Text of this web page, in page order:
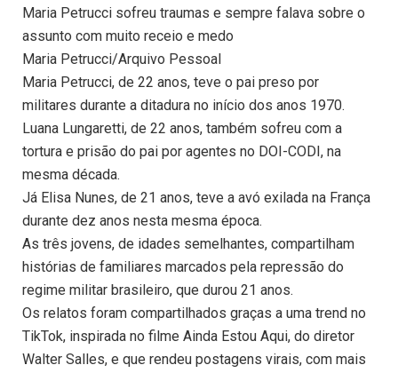
Maria Petrucci sofreu traumas e sempre falava sobre o
assunto com muito receio e medo
Maria Petrucci/Arquivo Pessoal
Maria Petrucci, de 22 anos, teve o pai preso por
militares durante a ditadura no início dos anos 1970.
Luana Lungaretti, de 22 anos, também sofreu com a
tortura e prisão do pai por agentes no DOI-CODI, na
mesma década.
Já Elisa Nunes, de 21 anos, teve a avó exilada na França
durante dez anos nesta mesma época.
As três jovens, de idades semelhantes, compartilham
histórias de familiares marcados pela repressão do
regime militar brasileiro, que durou 21 anos.
Os relatos foram compartilhados graças a uma trend no
TikTok, inspirada no filme Ainda Estou Aqui, do diretor
Walter Salles, e que rendeu postagens virais, com mais